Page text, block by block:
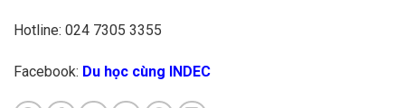
Hotline: 024 7305 3355
Facebook: Du học cùng INDEC